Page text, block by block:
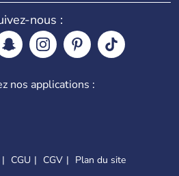
nous :
nos applications :
CGU CGV
Plan du site